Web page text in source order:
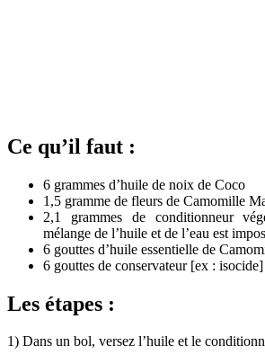
Ce qu’il faut :
6 grammes d’huile de noix de Coco
1,5 gramme de fleurs de Camomille
2,1 grammes de conditionneur
mélange de l’huile et de l’eau est
6 gouttes d’huile essentielle de
6 gouttes de conservateur [ex : isocide]
Les étapes :
1) Dans un bol, versez l’huile et le